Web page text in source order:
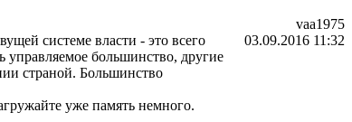
системе власти - это всего
большинство, другие
страной. Большинство
уже память немного.
vaa1975
03.09.2016 11:32